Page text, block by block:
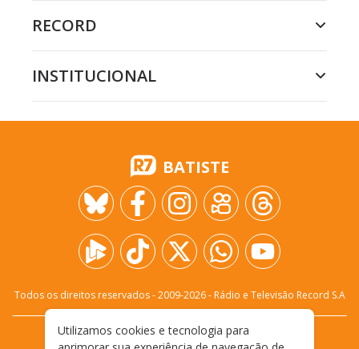
RECORD
INSTITUCIONAL
BATISTE
Todos os direitos reservados - 2009-2026- Rádio e Televisão Record S.A
FALE CONOSCO PRIVACIDADE
Utilizamos cookies e tecnologia para